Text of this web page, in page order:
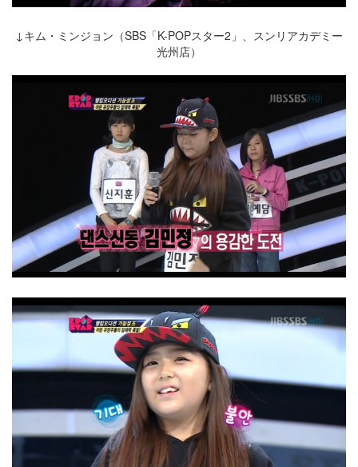
↓キム・ミンジョン（SBS「K-POPスター2」、スンリアカデミー
光州店）